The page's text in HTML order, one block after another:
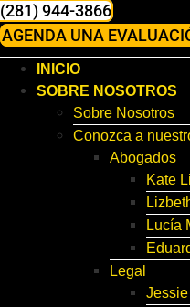
(281) 944-3866
AGENDA UNA
INICIO
SOBRE NOSOTROS
Sobre Nosotros
Conozca a
Abogados
Kate
Lucía
Legal